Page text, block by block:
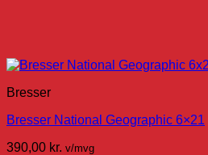
Bresser
Bresser National Geographic 6×21
390,00 kr. v/mvg